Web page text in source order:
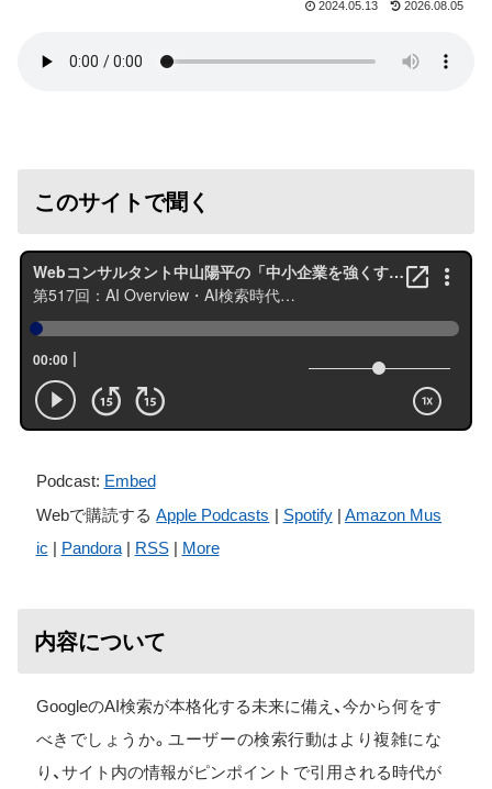
2024.05.13 2026.08.05
このサイトで聞く
Podcast: Embed
Webで購読するApple Podcasts | Spotify| Amazon Mus
ic | Pandora| RSS| More
内容について
GoogleのAI検索が本格化する未来に備え、今から何をす
べきでしょうか。ユーザーの検索行動はより複雑にな
り、サイト内の情報がピンポイントで引用される時代が